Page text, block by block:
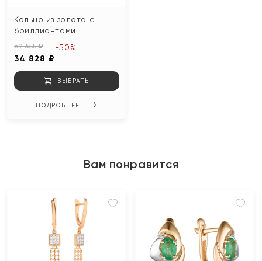
Кольцо из золота с
бриллиантами
69 655 ₽
34 828 ₽
-50%
ВЫБРАТЬ
ПОДРОБНЕЕ
Вам понравится